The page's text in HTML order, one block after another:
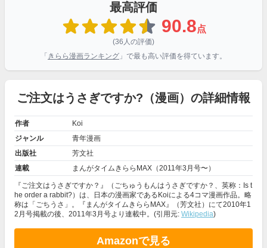
最高評価
90.8点
(36人の評価)
「 きらら漫画ランキング 」で最も高い評価を得ています。
ご注文はうさぎですか?（漫画）の詳細情報
作者
Koi
ジャンル
青年漫画
出版社
芳文社
連載
まんがタイムきららMAX（2011年3月号〜）
『ご注文はうさぎですか？』（ごちゅうもんはうさぎですか？、英称：Is t
he order a rabbit?）は、日本の漫画家であるKoiによる4コマ漫画作品。略
称は「ごちうさ」。『まんがタイムきららMAX』（芳文社）にて2010年1
2月号掲載の後、2011年3月号より連載中。(引用元: Wikipedia)
Amazonで見る